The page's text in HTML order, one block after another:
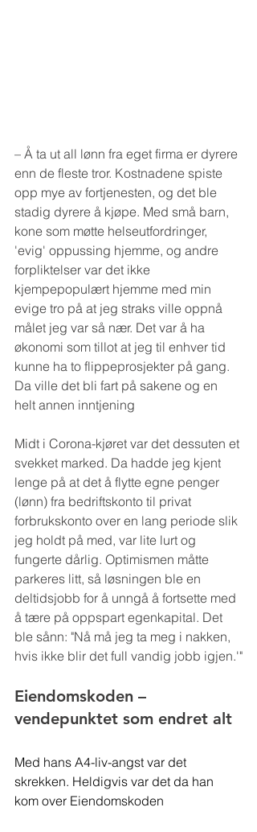
– Å ta ut all lønn fra eget firma er dyrere
enn de fleste tror. Kostnadene spiste
opp mye av fortjenesten, og det ble
stadig dyrere å kjøpe. Med små barn,
kone som møtte helseutfordringer,
'evig' oppussing hjemme, og andre
forpliktelser var det ikke
kjempepopulært hjemme med min
evige tro på at jeg straks ville oppnå
målet jeg var så nær. Det var å ha
økonomi som tillot at jeg til enhver tid
kunne ha to flippeprosjekter på gang.
Da ville det bli fart på sakene og en
helt annen inntjening
Midt i Corona-kjøret var det dessuten et
svekket marked. Da hadde jeg kjent
lenge på at det å flytte egne penger
(lønn) fra bedriftskonto til privat
forbrukskonto over en lang periode slik
jeg holdt på med, var lite lurt og
fungerte dårlig. Optimismen måtte
parkeres litt, så løsningen ble en
deltidsjobb for å unngå å fortsette med
å tære på oppspart egenkapital. Det
ble sånn: "Nå må jeg ta meg i nakken,
hvis ikke blir det full vandig jobb igjen.'"
Eiendomskoden –
vendepunktet som endret alt
Med hans A4-liv-angst var det
skrekken. Heldigvis var det da han
kom over Eiendomskoden